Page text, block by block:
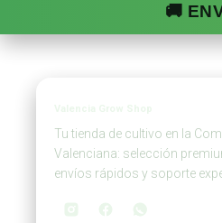
🚚
Tu tienda de cultivo en la
Valenciana: selección
envíos rápidos y soporte